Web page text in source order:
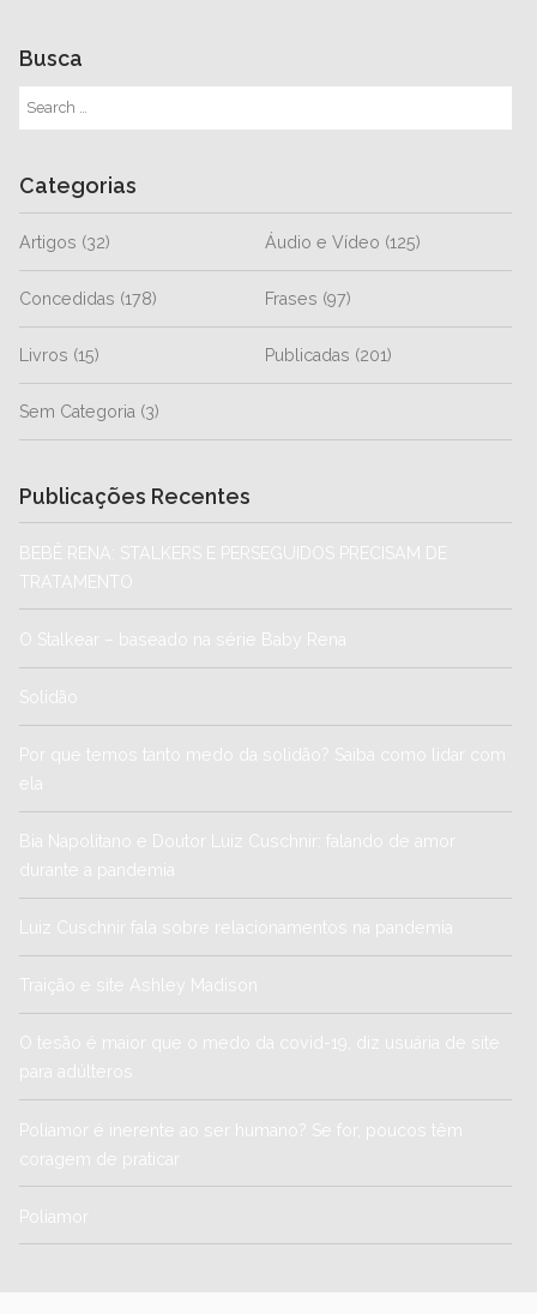
Busca
Categorias
Artigos (32) Áudio e Vídeo (125)
Concedidas (178) Frases (97)
Livros (15) Publicadas (201)
Sem Categoria (3)
Publicações Recentes
BEBÊ RENA: STALKERS E PERSEGUIDOS PRECISAM DE
TRATAMENTO
O Stalkear – baseado na série Baby Rena
Solidão
Por que temos tanto medo da solidão? Saiba como lidar com
ela
Bia Napolitano e Doutor Luiz Cuschnir: falando de amor
durante a pandemia
Luiz Cuschnir fala sobre relacionamentos na pandemia
Traição e site Ashley Madison
O tesão é maior que o medo da covid-19, diz usuária de site
para adúlteros
Poliamor é inerente ao ser humano? Se for, poucos têm
coragem de praticar
Poliamor